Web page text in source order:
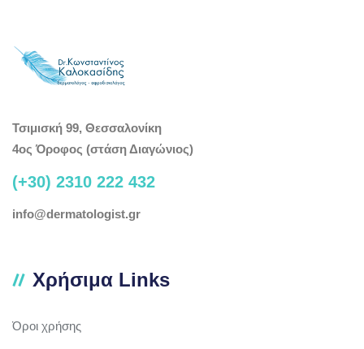
Τσιμισκή 99, Θεσσαλονίκη
4ος Όροφος (στάση Διαγώνιος)
(+30) 2310 222 432
info@dermatologist.gr
Χρήσιμα Links
Όροι χρήσης